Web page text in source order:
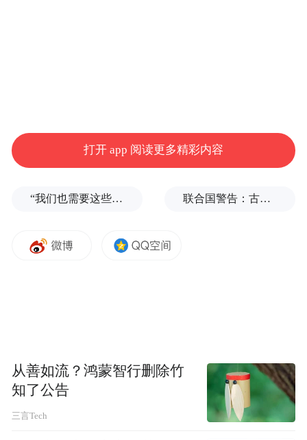
说渭南是“戏窝子”，每寸土地都透着底气。
秦汉时的秦声埋下根脉；隋唐梨园的调子在
初就曾随盐商、军伍唱到扬州、京城，魏长
是“中国戏曲发展史上的重要声腔”；碗碗腔
加上阿宫腔的婉约、合阳线腔木偶戏的灵
动，渭南曾有11个剧种同台竞艳，“村村有戏
台，户户听秦腔”的盛景早被写进地方志，目
打开 app 阅读更多精彩内容
“我们也需要这些导弹啊”，特朗普公开拒绝泽连斯基！ 联合国警告：古巴或变成沉默的加沙
从善如流？鸿蒙智行删除竹
知了公告
三言Tech